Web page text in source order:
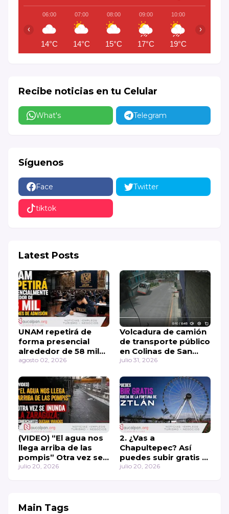
06:00
14°C
07:00
14°C
08:00
15°C
09:00
17°C
10:00
19°C
‹ ›
Recibe noticias en tu Celular
What's Telegram
Síguenos
Face Twitter
tiktok
Latest Posts
UNAM repetirá de
forma presencial
alrededor de 58 mil
exámenes de
agosto 02, 2026
Volcadura de camión
de transporte público
en Colinas de San
Mateo
julio 31, 2026
(VIDEO) “El agua nos
llega arriba de las
pompis” Otra vez se
inunda la Zaragoza;
julio 20, 2026
2. ¿Vas a
Chapultepec? Así
puedes subir gratis a
la rueda de la fortuna
julio 20, 2026
Main Tags